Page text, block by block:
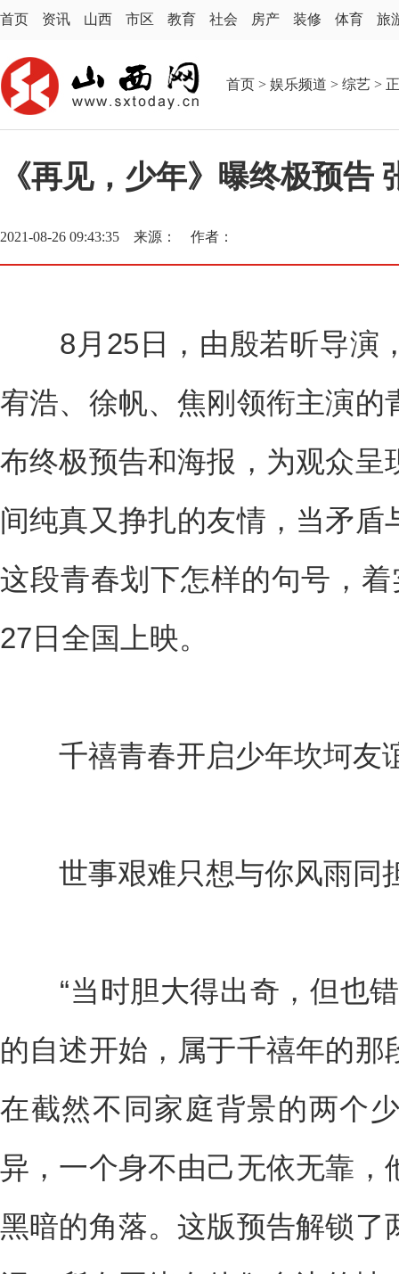
首页 资讯 山西 市区 教育 社会 房产 装修 体育 旅
首页 > 娱乐频道 > 综艺 >
《再见，少年》曝终极预告
2021-08-26 09:43:35 来源： 作者：
8月25日，由殷若昕导演
宥浩、徐帆、焦刚领衔主演的
布终极预告和海报，为观众呈
间纯真又挣扎的友情，当矛
这段青春划下怎样的句号，
27日全国上映。
千禧青春开启少年坎坷友
世事艰难只想与你风雨同
“当时胆大得出奇，但也错
的自述开始，属于千禧年的
在截然不同家庭背景的两个
异，一个身不由己无依无靠，
黑暗的角落。这版预告解锁了